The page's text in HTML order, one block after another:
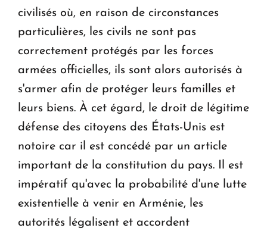
civilisés où, en raison de circonstances
particulières, les civils ne sont pas
correctement protégés par les forces
armées officielles, ils sont alors autorisés à
s'armer afin de protéger leurs familles et
leurs biens. À cet égard, le droit de légitime
défense des citoyens des États-Unis est
notoire car il est concédé par un article
important de la constitution du pays. Il est
impératif qu'avec la probabilité d'une lutte
existentielle à venir en Arménie, les
autorités légalisent et accordent